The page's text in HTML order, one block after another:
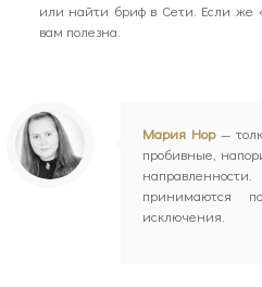
или найти бриф в Сети. Если же
вам полезна.
Мария Нор—
пробивные,
принимаются
исключения.